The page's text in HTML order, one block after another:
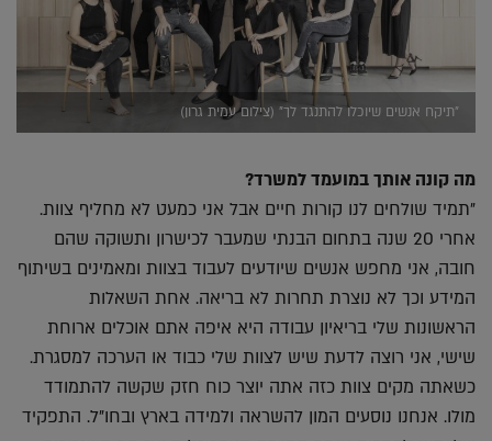
"תיקח אנשים שיוכלו להתנגד לך" (צילום עמית גרון)
מה קונה אותך במועמד למשרד?
"תמיד שולחים לנו קורות חיים אבל אני כמעט לא מחליף צוות.
אחרי 20 שנה בתחום הבנתי שמעבר לכישרון ותשוקה שהם
חובה, אני מחפש אנשים שיודעים לעבוד בצוות ומאמינים בשיתוף
המידע וכך לא נוצרת תחרות לא בריאה. אחת השאלות
הראשונות שלי בריאיון עבודה היא איפה אתם אוכלים ארוחת
שישי, אני רוצה לדעת שיש לצוות שלי כבוד או הערכה למסגרת.
כשאתה מקים צוות כזה אתה יוצר כוח חזק שקשה להתמודד
מולו. אנחנו נוסעים המון להשראה ולמידה בארץ ובחו"ל. התפקיד